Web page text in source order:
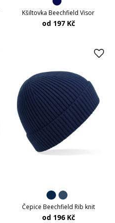
Kšiltovka Beechfield Visor
od 197 Kč
Čepice Beechfield Rib knit
od 196 Kč